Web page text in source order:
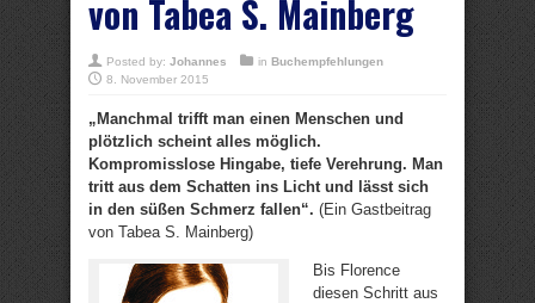
von Tabea S. Mainberg
Posted by: Johannes in Buchempfehlungen
8. November 2015
„Manchmal trifft man einen Menschen und
plötzlich scheint alles möglich.
Kompromisslose Hingabe, tiefe Verehrung. Man
tritt aus dem Schatten ins Licht und lässt sich
in den süßen Schmerz fallen“. (Ein Gastbeitrag
von Tabea S. Mainberg)
Bis Florence
diesen Schritt aus